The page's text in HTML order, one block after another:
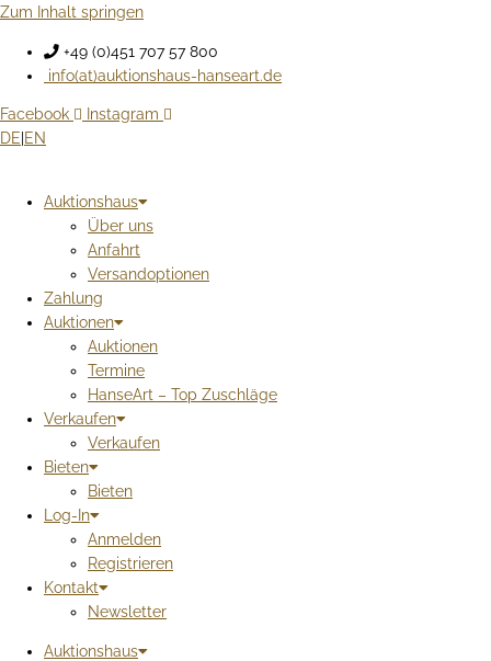
Zum Inhalt springen
+49 (0)451 707 57 800
info(at)auktionshaus-hanseart.de
Facebook
Instagram
DE EN
Auktionshaus
Über uns
Anfahrt
Versandoptionen
Zahlung
Auktionen
Auktionen
Termine
HanseArt – Top Zuschläge
Verkaufen
Verkaufen
Bieten
Bieten
Log-In
Anmelden
Registrieren
Kontakt
Newsletter
Auktionshaus